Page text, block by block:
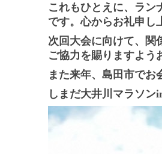
これもひとえに、ラン
です。心からお礼申し
次回大会に向けて、関
ご協力を賜りますよう
また来年、島田市でお
しまだ大井川マラソン